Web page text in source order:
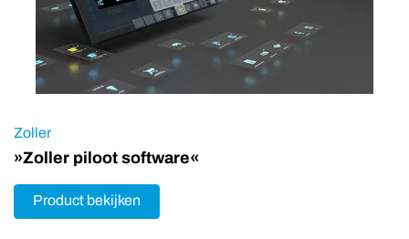
Zoller
»Zoller piloot software«
Product bekijken